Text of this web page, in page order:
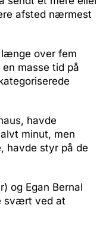
afsted nærmest
over fem
masse tid på
havde
minut, men
havde styr på de
og Egan Bernal
svært ved at